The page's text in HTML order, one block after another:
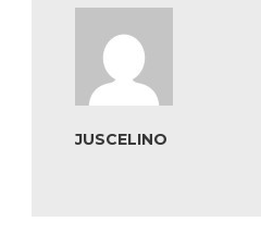
JUSCELINO